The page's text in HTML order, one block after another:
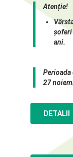
Atenție!
șoferi
ani.
27
DETALII